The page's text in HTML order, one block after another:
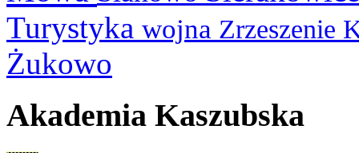
Turystyka wojna Zrzeszenie
Żukowo
Akademia Kaszubska